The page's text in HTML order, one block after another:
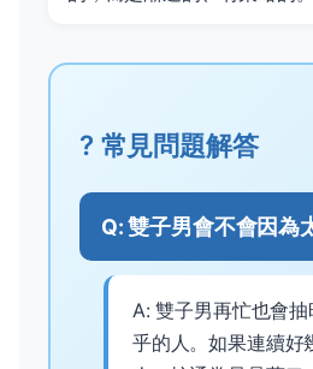
? 常見問題解答
Q: 雙子男會不會因為
A: 雙子男再忙也會
乎的人。如果連續好